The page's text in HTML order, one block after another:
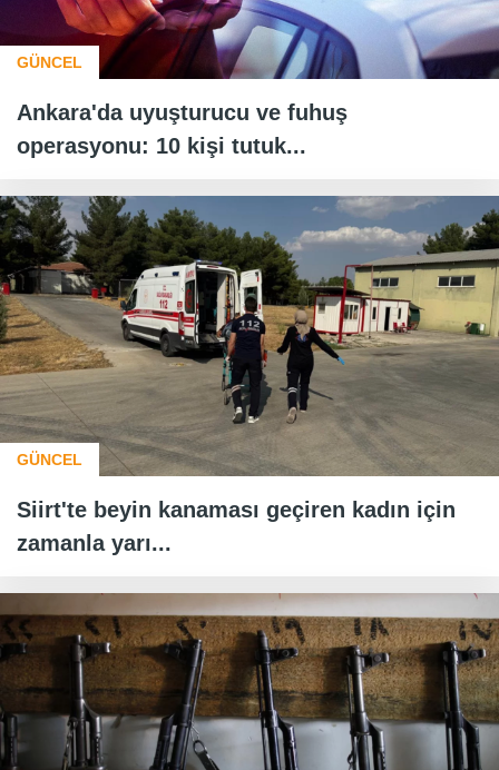
GÜNCEL
Ankara'da uyuşturucu ve fuhuş
operasyonu: 10 kişi tutuk...
GÜNCEL
Siirt'te beyin kanaması geçiren kadın için
zamanla yarı...